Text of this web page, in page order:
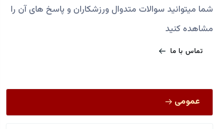
شما میتوانید سوالات متدوال ورزشکاران و پاسخ های آن را
مشاهده کنید
تماس با ما
عمومی